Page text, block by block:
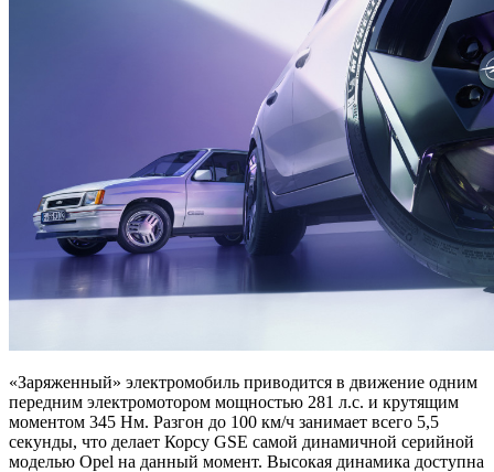
«Заряженный» электромобиль приводится в движение одним
передним электромотором мощностью 281 л.с. и крутящим
моментом 345 Нм. Разгон до 100 км/ч занимает всего 5,5
секунды, что делает Корсу GSE самой динамичной серийной
моделью Opel на данный момент. Высокая динамика доступна